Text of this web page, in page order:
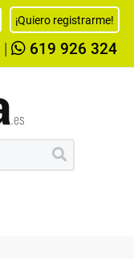
¡Quiero registrarme!
619 926 324